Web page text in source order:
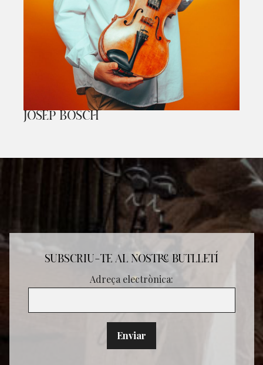
Diapositiva 1 de 1
JOSEP BOSCH
SUBSCRIU-TE AL NOSTRE BUTLLETÍ
Adreça electrònica: